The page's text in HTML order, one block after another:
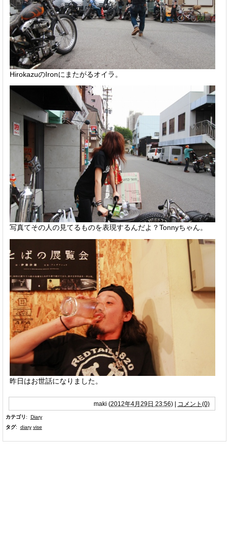
HirokazuのIronにまたがるオイラ。
写真てその人の見てるものを表現するんだよ？Tonnyちゃん。
昨日はお世話になりました。
maki (2012年4月29日 23:56) | コメント(0)
カテゴリ:
Diary
タグ: diary vise